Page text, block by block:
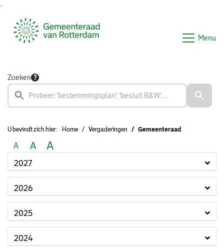
Menu
Zoeken
U bevindt zich hier: Home Vergaderingen Gemeenteraad
A A A
2027
2026
2025
2024